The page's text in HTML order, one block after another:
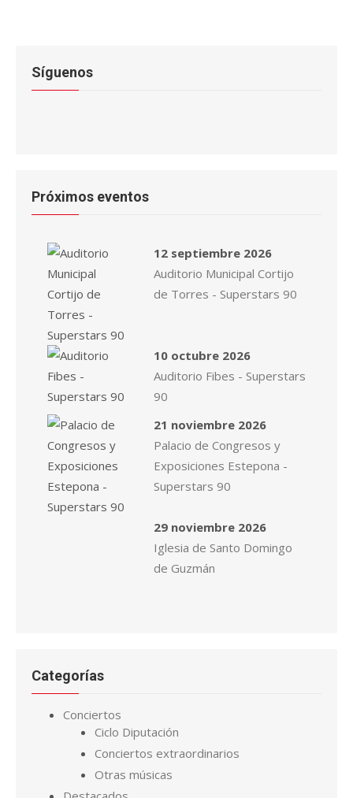
Síguenos
Próximos eventos
12 septiembre 2026
Auditorio Municipal Cortijo
de Torres - Superstars 90
10 octubre 2026
Auditorio Fibes - Superstars
90
21 noviembre 2026
Palacio de Congresos y
Exposiciones Estepona -
Superstars 90
29 noviembre 2026
Iglesia de Santo Domingo
de Guzmán
Categorías
Conciertos
Ciclo Diputación
Conciertos extraordinarios
Otras músicas